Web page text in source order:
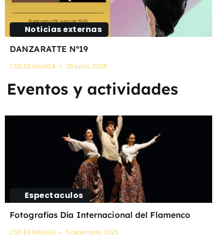
Noticias externas
DANZARATTE Nº19
CSD DE MÁLAGA 25 junio, 2026
Eventos y actividades
Espectaculos
Fotografías Día Internacional del Flamenco
CSD DE MÁLAGA 5 diciembre, 2025